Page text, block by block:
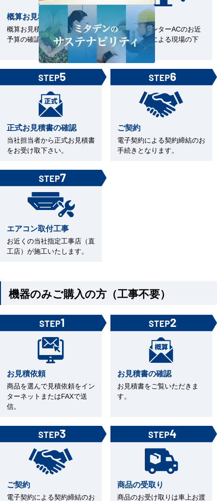
概算お見積書を確認
概算お見積をご覧いただきご
予算の確認。
現場下見
エアコンセンターACのお近
くの直工店による現場の下
見。
STEP5
正式お見積書の確認
当社担当者から正式お見積書
をお受け取下さい。
STEP6
ご契約
電子契約による契約締結のお
手続きとなります。
STEP7
エアコン取付工事
お近くの当社指定工事店（直
工店）が施工いたします。
機器のみご購入の方（工事不要）
STEP1
お見積依頼
商品を選んで見積依頼をイン
ターネットまたはFAXで送
信。
STEP2
お見積書の確認
お見積書をご覧いただきま
す。
STEP3
ご契約
電子契約による契約締結のお
STEP4
商品の受取り
商品のお受け取りは車上お渡